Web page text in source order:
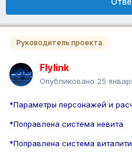
Руководитель проекта
Flylink
Опубликовано 25
*Параметры персонажей и
*Поправлена система невита
*Поправлена система виталити